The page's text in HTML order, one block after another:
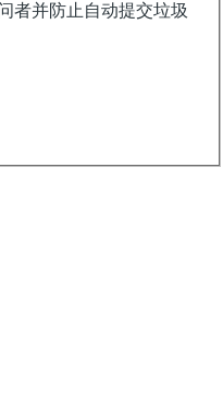
者并防止自动提交垃圾